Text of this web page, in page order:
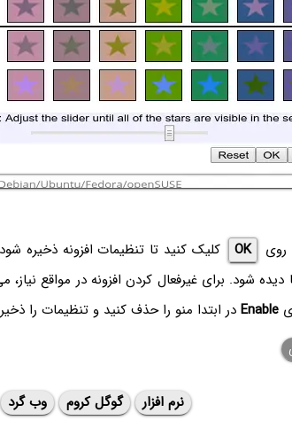
روی OK کلیک کنید تا تنظیمات افزونه
دیده شود. برای غیرفعال کردن افزونه در مواقع
Enable در ابتدا منو را حذف کنید و تنظیمات را
نرم افزار گوگل کروم وب گرد